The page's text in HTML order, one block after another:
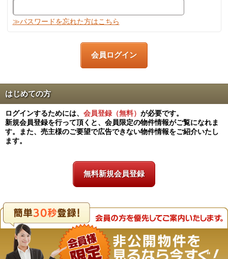
≫パスワードを忘れた方はこちら
はじめての方
ログインするためには、 会員登録（無料） が必要です。
新規会員登録を行って頂くと、会員限定の物件情報がご覧になれま
す。また、売主様のご要望で広告できない物件情報をご紹介いたし
ます。
無料新規会員登録